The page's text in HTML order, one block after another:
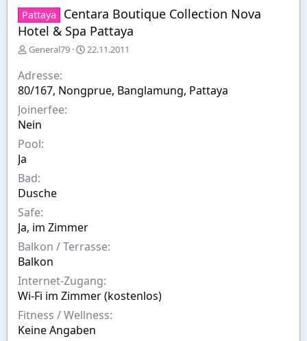
Pattaya
Centara Boutique Collection Nova
Hotel & Spa Pattaya
E
s
t
e
l
l
r
General79
E
t
e
22.11.2011
Adresse
80/167, Nongprue, Banglamung, Pattaya
Joinerfee
Nein
Pool
Ja
Bad
Dusche
Safe
Ja, im Zimmer
Balkon / Terrasse
Balkon
Internet-Zugang
Wi-Fi im Zimmer (kostenlos)
Fitness / Wellness
Keine Angaben